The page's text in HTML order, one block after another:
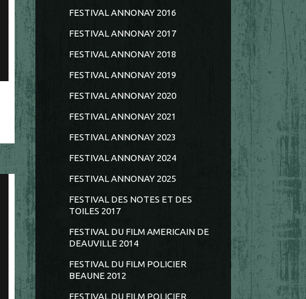
FESTIVAL ANNONAY 2016
FESTIVAL ANNONAY 2017
FESTIVAL ANNONAY 2018
FESTIVAL ANNONAY 2019
FESTIVAL ANNONAY 2020
FESTIVAL ANNONAY 2021
FESTIVAL ANNONAY 2023
FESTIVAL ANNONAY 2024
FESTIVAL ANNONAY 2025
FESTIVAL DES NOTES ET DES
TOILES 2017
FESTIVAL DU FILM AMERICAIN DE
DEAUVILLE 2014
FESTIVAL DU FILM POLICIER
BEAUNE 2012
FESTIVAL DU FILM POLICIER